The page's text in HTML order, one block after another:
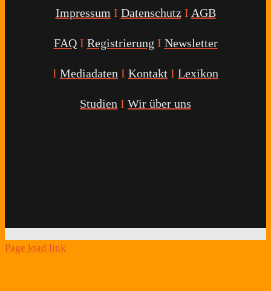
Impressum I Datenschutz I AGB
FAQ I Registrierung I Newsletter
I Mediadaten I Kontakt I Lexikon
Studien I Wir über uns
Page load link